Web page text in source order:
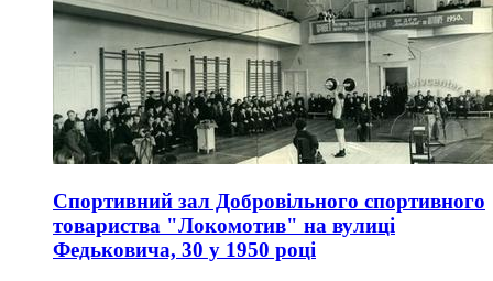
Спортивний зал Добровільного спортивного
товариства "Локомотив" на вулиці
Федьковича, 30 у 1950 році